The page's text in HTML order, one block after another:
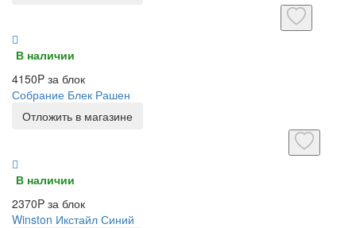
В наличии
4150P за блок
Собрание Блек Рашен
Отложить в магазине
В наличии
2370P за блок
Winston Икстайл Синий